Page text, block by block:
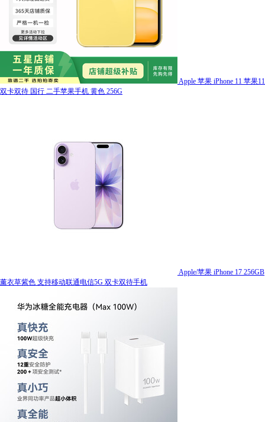
Apple 苹果 iPhone 11 苹果11
双卡双待 国行 二手苹果手机 黄色 256G
Apple/苹果 iPhone 17 256GB
薰衣草紫色 支持移动联通电信5G 双卡双待手机